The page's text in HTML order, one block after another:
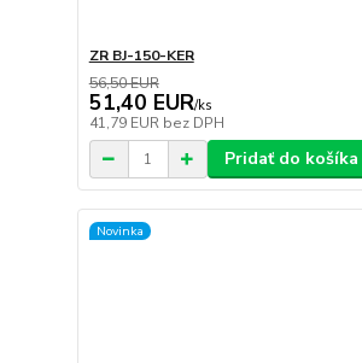
ZR BJ-150-KER
56,50 EUR
51,40 EUR/ks
41,79 EUR bez DPH
Pridať do košíka
Novinka